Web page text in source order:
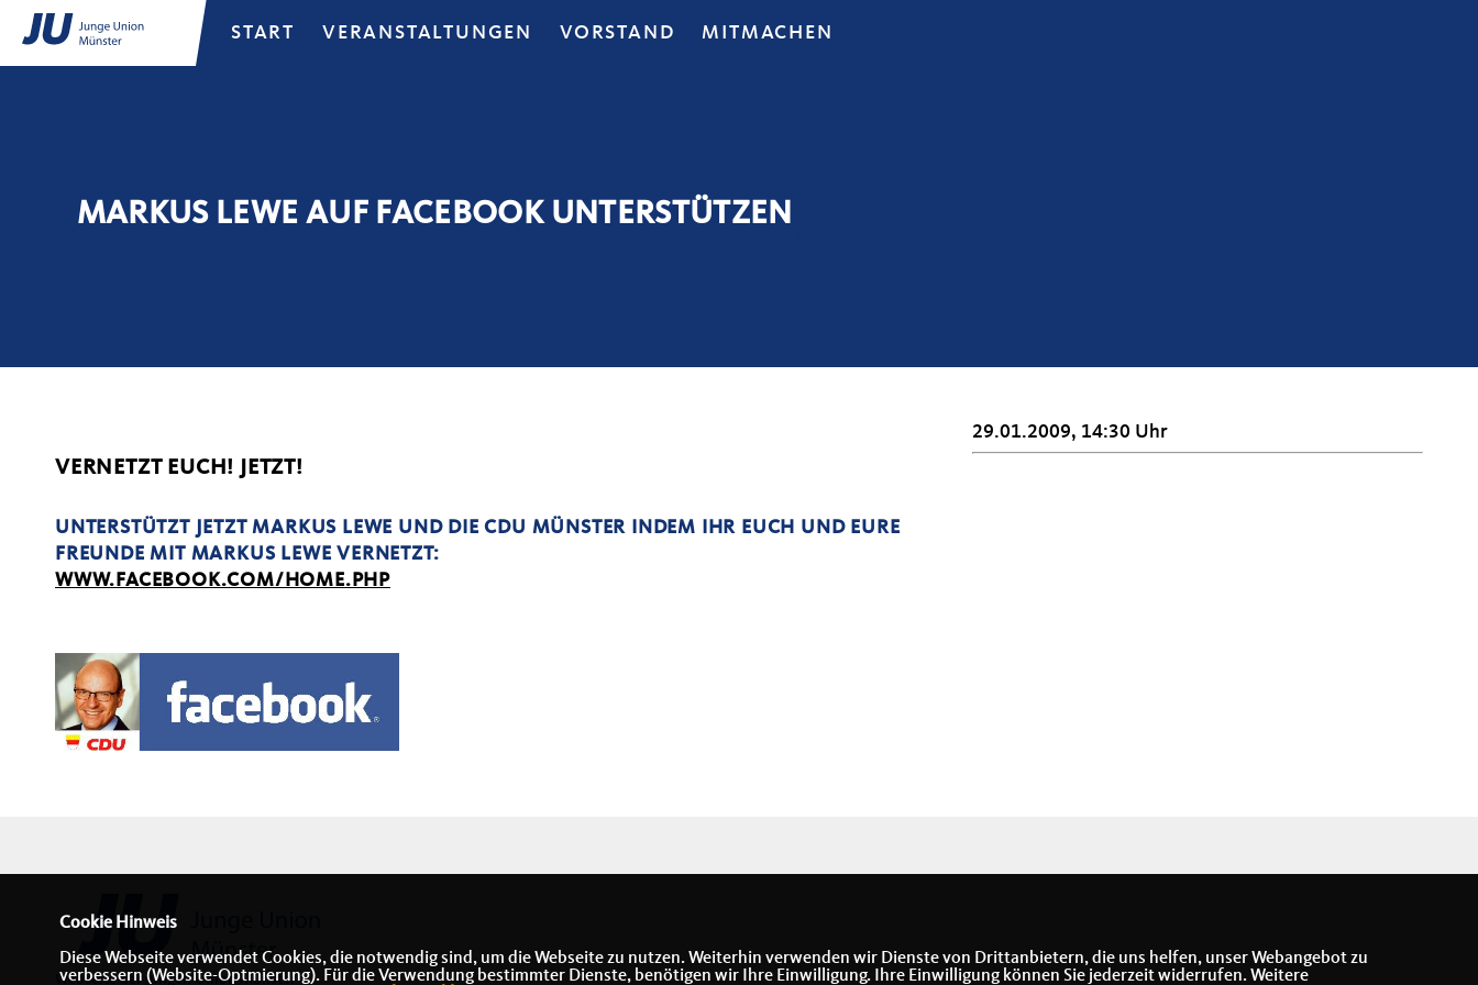
START VERANSTALTUNGEN VORSTAND MITMACHEN
MARKUS LEWE AUF FACEBOOK UNTERSTÜTZEN
VERNETZT EUCH! JETZT!
UNTERSTÜTZT JETZT MARKUS LEWE UND DIE CDU MÜNSTER INDEM IHR EUCH UND EURE
FREUNDE MIT MARKUS LEWE VERNETZT:
WWW.FACEBOOK.COM/HOME.PHP
29.01.2009, 14:30 Uhr
Webseite der Jungen Union Münster
Cookie Hinweis
Diese Webseite verwendet Cookies, die notwendig sind, um die Webseite zu nutzen. Weiterhin verwenden wir Dienste von Drittanbietern, die uns helfen, unser Webangebot zu
verbessern (Website-Optmierung). Für die Verwendung bestimmter Dienste, benötigen wir Ihre Einwilligung. Ihre Einwilligung können Sie jederzeit widerrufen. Weitere